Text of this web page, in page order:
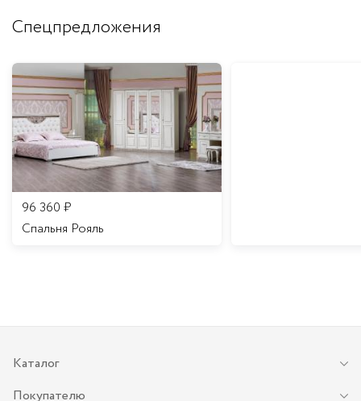
Спецпредложения
96 360 ₽
Спальня Рояль
Каталог
Покупателю